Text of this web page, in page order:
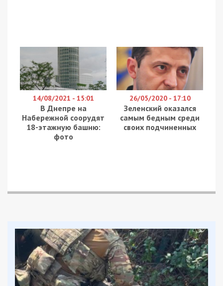
14/08/2021 - 15:01
В Днепре на
Набережной соорудят
18-этажную башню:
фото
26/05/2020 - 17:10
Зеленский оказался
самым бедным среди
своих подчиненных